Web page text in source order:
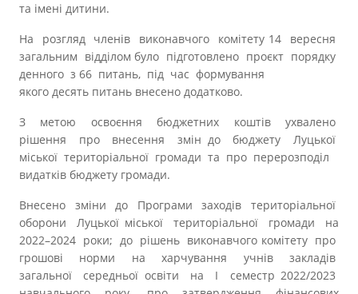
та імені дитини.
На розгляд членів виконавчого комітету 14 вересня
загальним відділом було підготовлено проєкт порядку
денного з 66 питань, під час формування
якого десять питань внесено додатково.
З метою освоєння бюджетних коштів ухвалено
рішення про внесення змін до бюджету Луцької
міської територіальної громади та про перерозподіл
видатків бюджету громади.
Внесено зміни до Програми заходів територіальної
оборони Луцької міської територіальної громади на
2022–2024 роки; до рішень виконавчого комітету про
грошові норми на харчування учнів закладів
загальної середньої освіти на І семестр 2022/2023